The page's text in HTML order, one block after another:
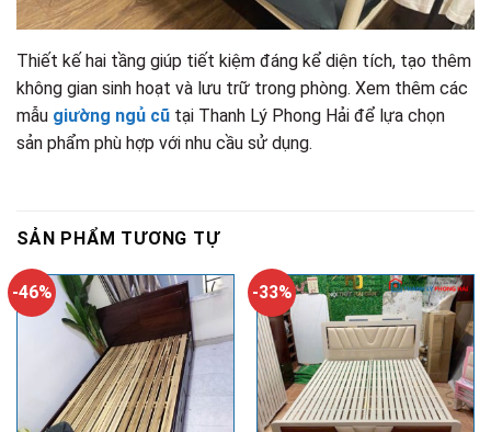
Thiết kế hai tầng giúp tiết kiệm đáng kể diện tích, tạo thêm
không gian sinh hoạt và lưu trữ trong phòng. Xem thêm các
mẫu giường ngủ cũ tại Thanh Lý Phong Hải để lựa chọn
sản phẩm phù hợp với nhu cầu sử dụng.
SẢN PHẨM TƯƠNG TỰ
-46% -33%